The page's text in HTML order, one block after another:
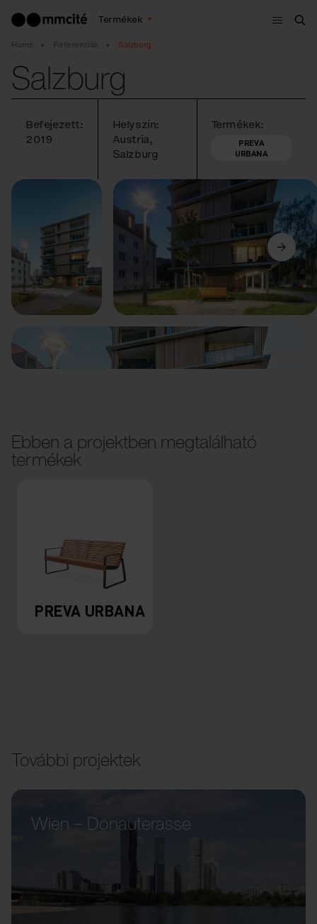
Termékek
Menü
Home Referenciák Salzburg
Salzburg
Befejezett:
2019
Helyszín:
Austria,
Salzburg
Termékek:
PREVA
URBANA
Előző Következő
Ebben a projektben megtalálható
termékek
PREVA URBANA
További projektek
Wien – Donauterasse